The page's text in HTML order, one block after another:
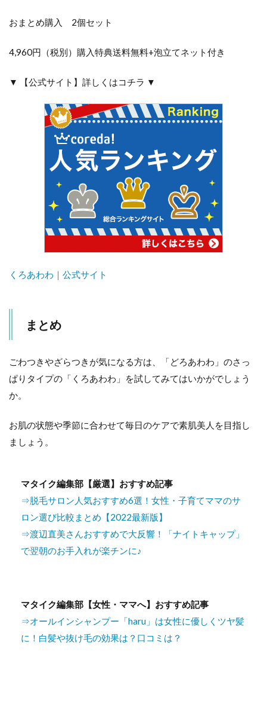
おまとめ購入 2個セット
4,960円（税別）購入特典送料無料+泡立てネット付き
▼ 【公式サイト】詳しくはコチラ ▼
くろあわわ｜公式サイト
まとめ
ごわつきやざらつきが気になる方は、「どろあわわ」のさっ
ぱりタイプの「くろあわわ」を試してみてはいかがでしょう
か。
お肌の状態や季節に合わせて毎日のケアで素肌美人を目指し
ましょう。
マタイク編集部【厳選】おすすめ記事
⇒脱毛サロン人気おすすめ6選！女性・子育てママのサ
ロン選び比較まとめ【2022最新版】
⇒渡辺直美さんおすすめで大反響！「ナイトキャップ」
で翌朝のお手入れが楽チンに♪
マタイク編集部【女性・ママへ】おすすめ記事
⇒オールインシャンプー「haru」は女性に優しくツヤ髪
に！白髪や抜け毛の効果は？口コミは？